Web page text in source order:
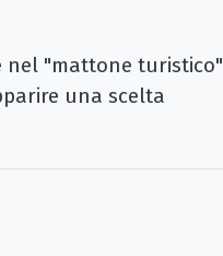
nel "mattone turistico"
una scelta